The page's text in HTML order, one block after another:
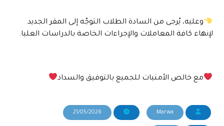
وعليه، يُرجى من السادة الطلاب التوجّه إلى المقر الجديد
لإنهاء كافة المعاملات والإجراءات الخاصة بالدراسات العليا.
مع خالص الأمنيات للجميع بالتوفيق والسداد
Marwa
21/05/2026